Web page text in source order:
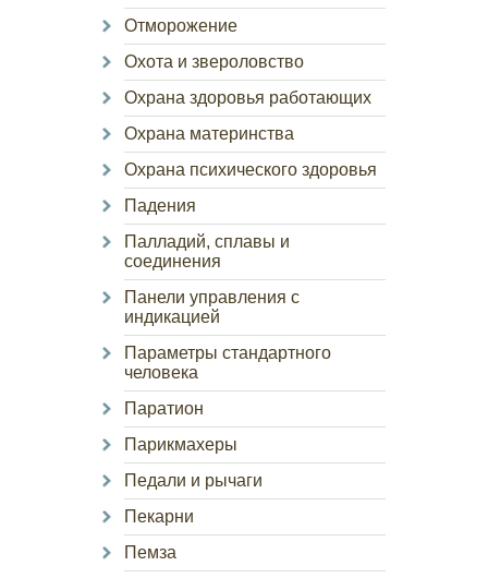
Отморожение
Охота и звероловство
Охрана здоровья работающих
Охрана материнства
Охрана психического здоровья
Падения
Палладий, сплавы и
соединения
Панели управления с
индикацией
Параметры стандартного
человека
Паратион
Парикмахеры
Педали и рычаги
Пекарни
Пемза